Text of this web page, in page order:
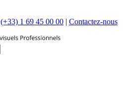
(+33) 1 69 45 00 00 | Contactez-nous